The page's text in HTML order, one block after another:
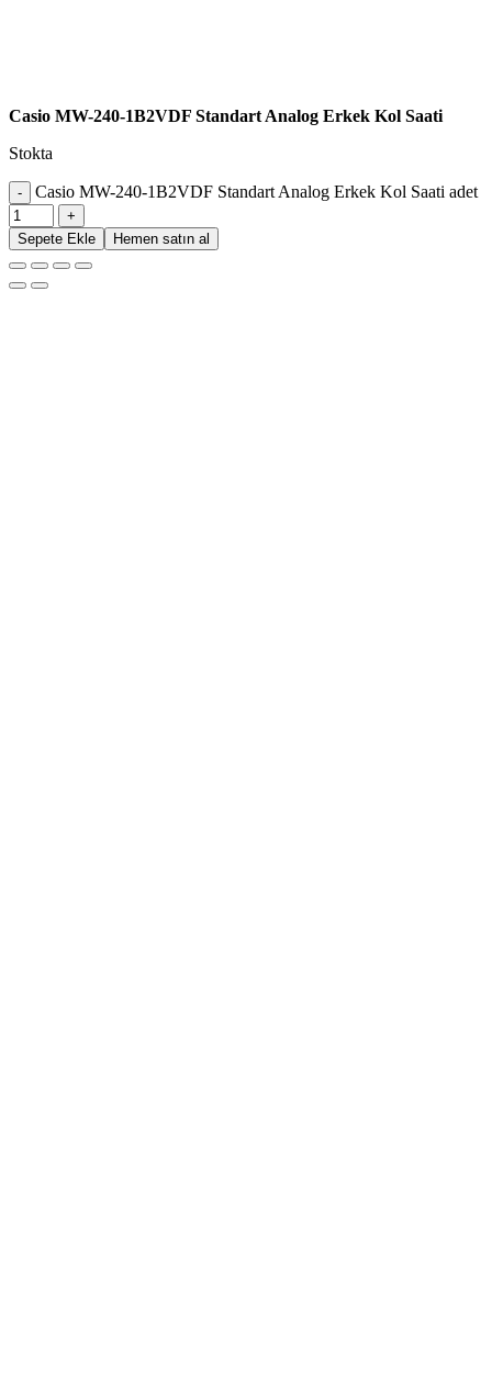
Casio MW-240-1B2VDF Standart Analog Erkek Kol Saati
Stokta
Casio MW-240-1B2VDF Standart Analog Erkek Kol Saati adet
Sepete Ekle Hemen satın al